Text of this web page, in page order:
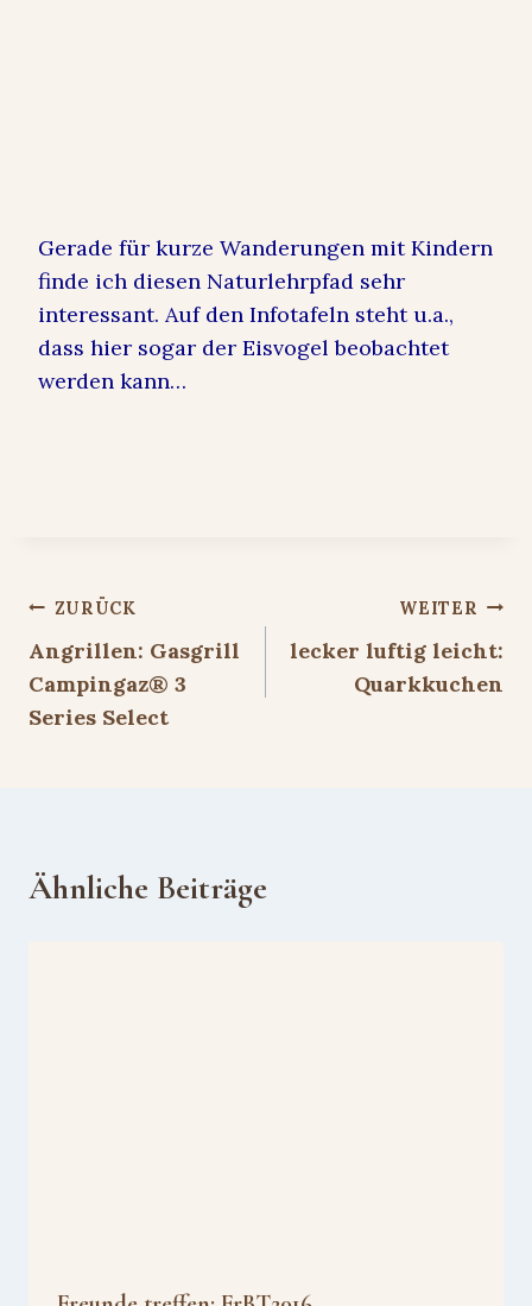
Gerade für kurze Wanderungen mit Kindern
finde ich diesen Naturlehrpfad sehr
interessant. Auf den Infotafeln steht u.a.,
dass hier sogar der Eisvogel beobachtet
werden kann…
Beitragsnavigation
ZURÜCK
Angrillen: Gasgrill
Campingaz® 3
Series Select
WEITER
lecker luftig leicht:
Quarkkuchen
Ähnliche Beiträge